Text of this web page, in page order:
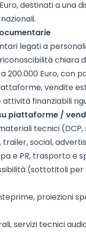
destinati a una
legati a
chiara
200.000 Euro, con
vendite
finanziabili
piattaforme /
tecnici
social,
e PR, trasporto e
(sottotitoli per
proiezioni
servizi tecnici